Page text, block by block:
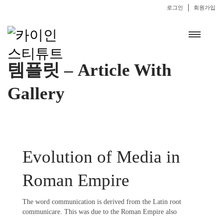
로그인 회원가입
템플릿 – Article With
Gallery
Evolution of Media in
Roman Empire
The word communication is derived from the Latin root
communicare. This was due to the Roman Empire also